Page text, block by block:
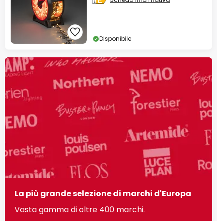
Disponibile
La più grande selezione di marchi d'Europa
Vasta gamma di oltre 400 marchi.